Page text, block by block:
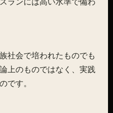
社会で培われたものでも
上のものではなく、実践
です。